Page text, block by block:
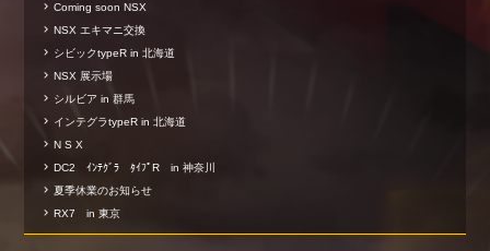
Coming soon NSX
NSX エキマニ交換
シビックtypeR in 北海道
NSX 展示場
シルビア in 群馬
インテグラtypeR in 北海道
N S X
DC2 ｲﾝﾃｸﾞﾗ ﾀｲﾌﾟR in 神奈川
夏季休業のお知らせ
RX7 in 東京